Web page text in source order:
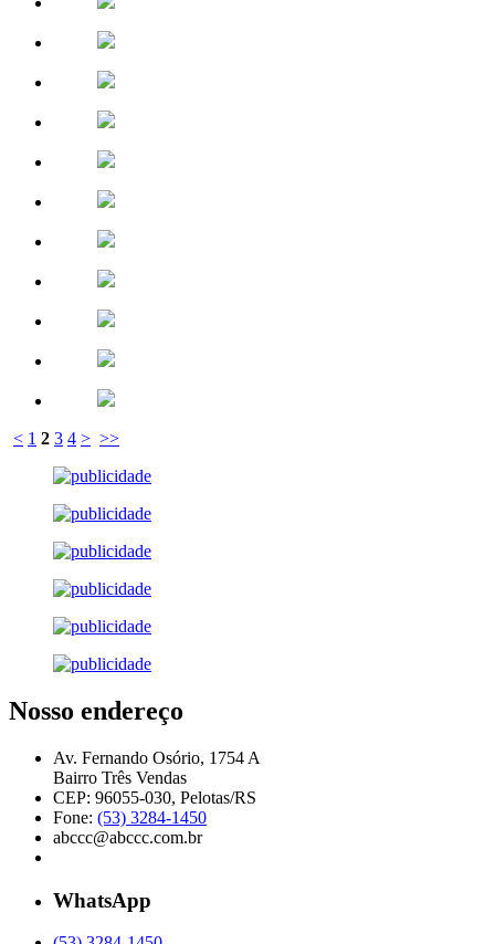
< 1 2 3 4 > >>
Nosso endereço
Av. Fernando Osório, 1754 A
Bairro Três Vendas
CEP: 96055-030, Pelotas/RS
Fone: (53) 3284-1450
abccc@abccc.com.br
WhatsApp